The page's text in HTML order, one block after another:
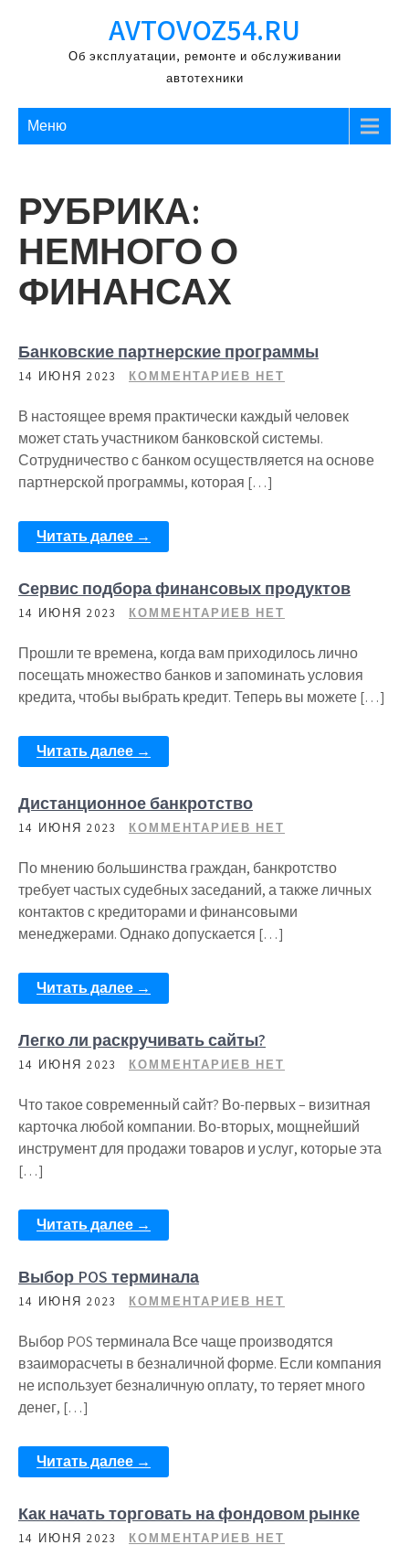
содержимому
AVTOVOZ54.RU
Об эксплуатации, ремонте и обслуживании
автотехники
Меню
РУБРИКА:
НЕМНОГО О
ФИНАНСАХ
Банковские партнерские программы
14 ИЮНЯ 2023 КОММЕНТАРИЕВ НЕТ
В настоящее время практически каждый человек
может стать участником банковской системы.
Сотрудничество с банком осуществляется на основе
партнерской программы, которая […]
Читать далее →
Сервис подбора финансовых продуктов
14 ИЮНЯ 2023 КОММЕНТАРИЕВ НЕТ
Прошли те времена, когда вам приходилось лично
посещать множество банков и запоминать условия
кредита, чтобы выбрать кредит. Теперь вы можете […]
Читать далее →
Дистанционное банкротство
14 ИЮНЯ 2023 КОММЕНТАРИЕВ НЕТ
По мнению большинства граждан, банкротство
требует частых судебных заседаний, а также личных
контактов с кредиторами и финансовыми
менеджерами. Однако допускается […]
Читать далее →
Легко ли раскручивать сайты?
14 ИЮНЯ 2023 КОММЕНТАРИЕВ НЕТ
Что такое современный сайт? Во-первых – визитная
карточка любой компании. Во-вторых, мощнейший
инструмент для продажи товаров и услуг, которые эта
[…]
Читать далее →
Выбор POS терминала
14 ИЮНЯ 2023 КОММЕНТАРИЕВ НЕТ
Выбор POS терминала Все чаще производятся
взаиморасчеты в безналичной форме. Если компания
не использует безналичную оплату, то теряет много
денег, […]
Читать далее →
Как начать торговать на фондовом рынке
14 ИЮНЯ 2023 КОММЕНТАРИЕВ НЕТ